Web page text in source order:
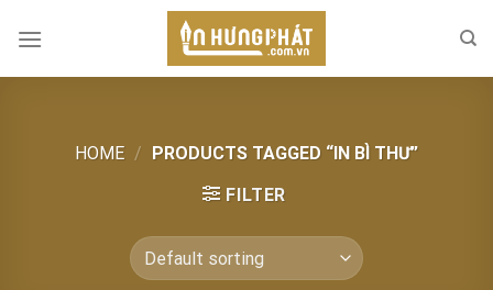
HOME / PRODUCTS TAGGED “IN BÌ THƯ”
FILTER